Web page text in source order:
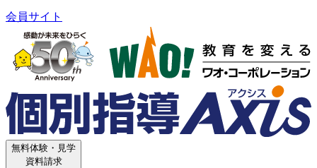
会員サイト
無料体験・見学
資料請求